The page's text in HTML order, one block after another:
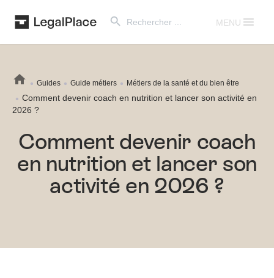
for:
MENU
Guides Guide métiers Métiers de la santé et du bien être
Comment devenir coach en nutrition et lancer son activité en
2026 ?
Comment devenir coach
en nutrition et lancer son
activité en 2026 ?